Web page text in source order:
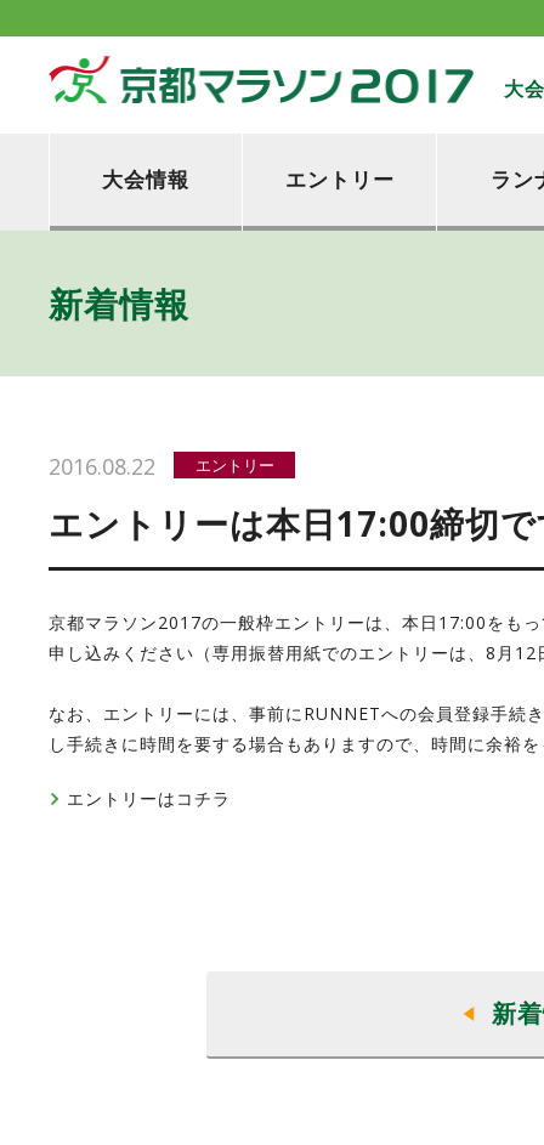
大
大会情報 エントリー ラン
新着情報
2016.08.22 エントリー
エントリーは本日17:00締切
京都マラソン2017の一般枠エントリーは、本日17:00をも
申し込みください（専用振替用紙でのエントリーは、8月
なお、エントリーには、事前にRUNNETへの会員登録手続
し手続きに時間を要する場合もありますので、時間に余裕
エントリーはコチラ
新